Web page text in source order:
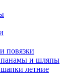
повязки
панамы и шляпы
летние